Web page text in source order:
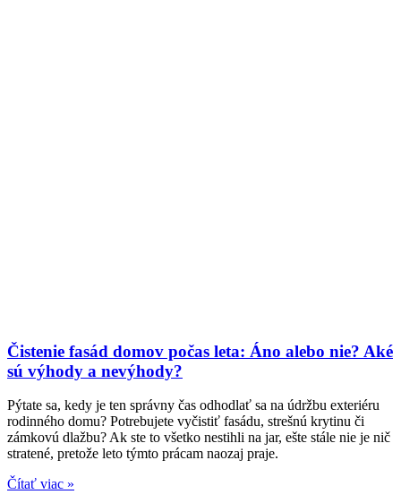
Čistenie fasád domov počas leta: Áno alebo nie? Aké
sú výhody a nevýhody?
Pýtate sa, kedy je ten správny čas odhodlať sa na údržbu exteriéru
rodinného domu? Potrebujete vyčistiť fasádu, strešnú krytinu či
zámkovú dlažbu? Ak ste to všetko nestihli na jar, ešte stále nie je nič
stratené, pretože leto týmto prácam naozaj praje.
Čítať viac »